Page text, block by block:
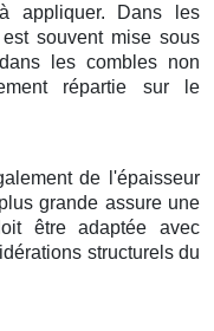
appliquer. Dans les
souvent mise sous
les combles non
répartie sur le
de l'épaisseur
grande assure une
être adaptée avec
structurels du